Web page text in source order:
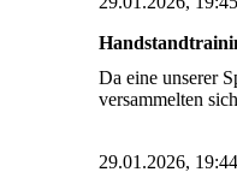
Da eine unserer
versammelten
29.01.2026, 19:44